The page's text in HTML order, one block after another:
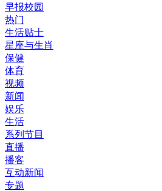
早报校园
热门
生活贴士
星座与生肖
保健
体育
视频
新闻
娱乐
生活
系列节目
直播
播客
互动新闻
专题